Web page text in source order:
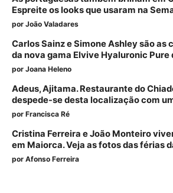
Espreite os looks que usaram na
por João Valadares
Carlos Sainz e Simone Ashley são as
da nova gama Elvive Hyaluronic Pure
por Joana Heleno
Adeus, Ajitama. Restaurante do
despede-se desta localização com
por Francisca Ré
Cristina Ferreira e João Monteiro
em Maiorca. Veja as fotos das férias
por Afonso Ferreira